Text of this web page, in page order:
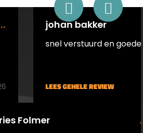
johan bakker
snel verstuurd en goede
LEES GEHELE REVIEW
Folmer